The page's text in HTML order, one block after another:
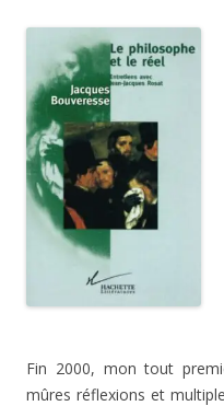
Fin 2000, mon tout
mûres réflexions et